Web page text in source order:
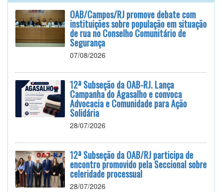
OAB/Campos/RJ promove debate com
instituições sobre população em situação
de rua no Conselho Comunitário de
Segurança
07/08/2026
12ª Subseção da OAB-RJ. Lança
Campanha do Agasalho e convoca
Advocacia e Comunidade para Ação
Solidária
28/07/2026
12ª Subseção da OAB/RJ participa de
encontro promovido pela Seccional sobre
celeridade processual
28/07/2026